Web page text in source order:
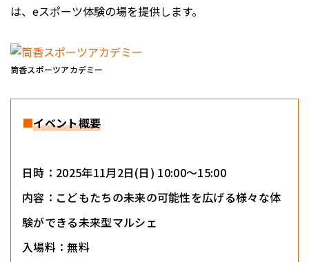
は、eスポーツ体験の場を提供します。
筒香スポーツアカデミー
■イベント概要
日時：2025年11月2日(日) 10:00～15:00
内容：こどもたちの未来の可能性を広げる様々な体
験ができる未来型マルシェ
入場料：無料